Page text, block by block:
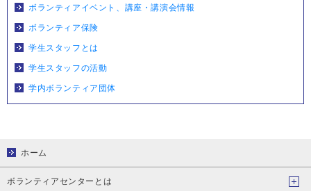
ボランティアイベント、講座・講演会情報
ボランティア保険
学生スタッフとは
学生スタッフの活動
学内ボランティア団体
ホーム
ボランティアセンターとは